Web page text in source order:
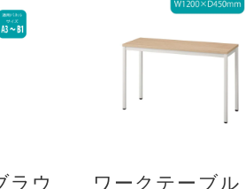
ラウ
ワークテーブル